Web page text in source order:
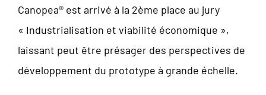
Canopea® est arrivé à la 2ème place au jury
« Industrialisation et viabilité économique »,
laissant peut être présager des perspectives de
développement du prototype à grande échelle.